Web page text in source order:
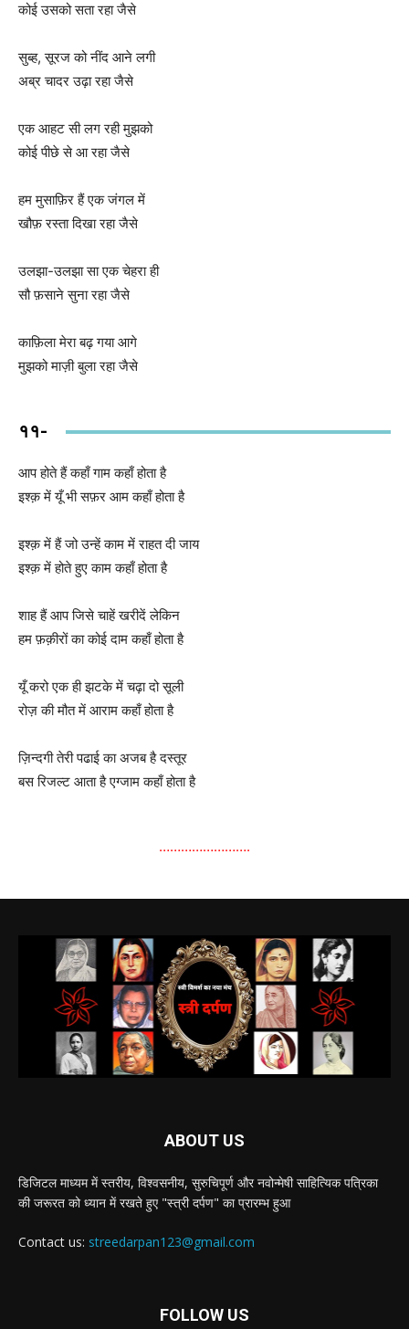
कोई उसको सता रहा जैसे
सुब्ह, सूरज को नींद आने लगी
अब्र चादर उढ़ा रहा जैसे
एक आहट सी लग रही मुझको
कोई पीछे से आ रहा जैसे
हम मुसाफ़िर हैं एक जंगल में
खौफ़ रस्ता दिखा रहा जैसे
उलझा-उलझा सा एक चेहरा ही
सौ फ़साने सुना रहा जैसे
काफ़िला मेरा बढ़ गया आगे
मुझको माज़ी बुला रहा जैसे
११-
आप होते हैं कहाँ गाम कहाँ होता है
इश्क़ में यूँ भी सफ़र आम कहाँ होता है
इश्क़ में हैं जो उन्हें काम में राहत दी जाय
इश्क़ में होते हुए काम कहाँ होता है
शाह हैं आप जिसे चाहें खरीदें लेकिन
हम फ़क़ीरों का कोई दाम कहाँ होता है
यूँ करो एक ही झटके में चढ़ा दो सूली
रोज़ की मौत में आराम कहाँ होता है
ज़िन्दगी तेरी पढाई का अजब है दस्तूर
बस रिजल्ट आता है एग्जाम कहाँ होता है
…………………….
ABOUT US
डिजिटल माध्यम में स्तरीय, विश्वसनीय, सुरुचिपूर्ण और नवोन्मेषी साहित्यिक पत्रिका
की जरूरत को ध्यान में रखते हुए "स्त्री दर्पण" का प्रारम्भ हुआ
Contact us: streedarpan123@gmail.com
FOLLOW US